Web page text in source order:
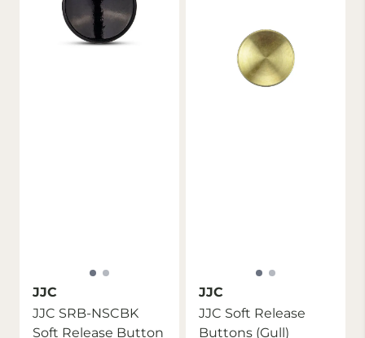
JJC
JJC SRB-NSCBK
Soft Release Button
JJC
JJC Soft Release
Buttons (Gull)